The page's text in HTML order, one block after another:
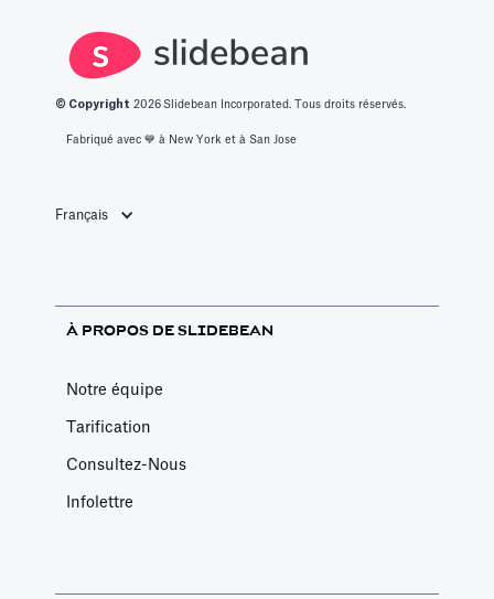
© Copyright 2026 Slidebean Incorporated. Tous droits réservés.
Fabriqué avec 💙️ à New York et à San Jose
Français
À PROPOS DE SLIDEBEAN
Notre équipe
Tarification
Consultez-Nous
Infolettre